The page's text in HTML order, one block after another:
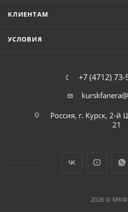
КЛИЕНТАМ
УСЛОВИЯ
+7 (4712) 73-
Россия, г. Курск, 2-
21
2026 © МКФ.